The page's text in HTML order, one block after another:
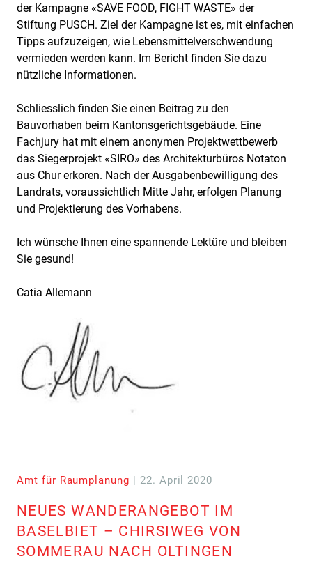
der Kampagne «SAVE FOOD, FIGHT WASTE» der
Stiftung PUSCH. Ziel der Kampagne ist es, mit einfachen
Tipps aufzuzeigen, wie Lebensmittelverschwendung
vermieden werden kann. Im Bericht finden Sie dazu
nützliche Informationen.
Schliesslich finden Sie einen Beitrag zu den
Bauvorhaben beim Kantonsgerichtsgebäude. Eine
Fachjury hat mit einem anonymen Projektwettbewerb
das Siegerprojekt «SIRO» des Architekturbüros Notaton
aus Chur erkoren. Nach der Ausgabenbewilligung des
Landrats, voraussichtlich Mitte Jahr, erfolgen Planung
und Projektierung des Vorhabens.
Ich wünsche Ihnen eine spannende Lektüre und bleiben
Sie gesund!
Catia Allemann
Amt für Raumplanung | 22. April 2020
NEUES WANDERANGEBOT IM
BASELBIET – CHIRSIWEG VON
SOMMERAU NACH OLTINGEN